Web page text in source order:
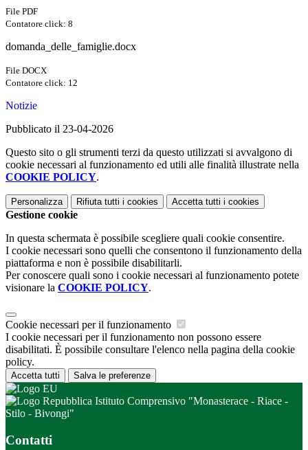
File PDF
Contatore click: 8
domanda_delle_famiglie.docx
File DOCX
Contatore click: 12
Notizie
Pubblicato il 23-04-2026
Questo sito o gli strumenti terzi da questo utilizzati si avvalgono di
cookie necessari al funzionamento ed utili alle finalità illustrate nella
COOKIE POLICY.
Personalizza Rifiuta tutti i cookies Accetta tutti i cookies
Gestione cookie
In questa schermata è possibile scegliere quali cookie consentire.
I cookie necessari sono quelli che consentono il funzionamento della
piattaforma e non è possibile disabilitarli.
Per conoscere quali sono i cookie necessari al funzionamento potete
visionare la COOKIE POLICY.
Cookie necessari per il funzionamento
I cookie necessari per il funzionamento non possono essere
disabilitati. È possibile consultare l'elenco nella pagina della cookie
policy.
Accetta tutti Salva le preferenze
Istituto Comprensivo "Monasterace - Riace -
Stilo - Bivongi"
Contatti